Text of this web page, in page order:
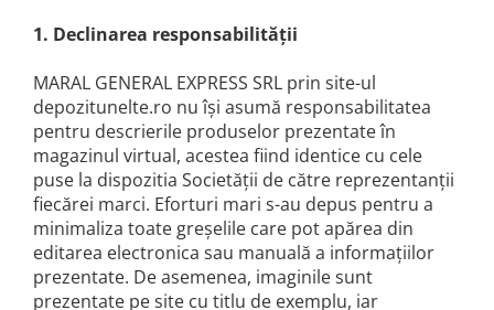
Alte produse si accesorii
Organizare si depozitare
Piese de schimb
Scari, transport si ridicat
Motoare electrice
Motoare benzina
Motoare diesel
Atomizoare
Pompe de stropit electrice
Ciocane Rotopercutoare
Fierastraie electrice
Motoburghie
Acumulatori
Detector metale
Fierastraie circulare
Incarcatoare pentru acumulatori
Masini de slefuit
Multifunctionale
1. Declinarea responsabilităţii
MARAL GENERAL EXPRESS SRL prin site-ul
depozitunelte.ro nu îşi asumă responsabilitatea
pentru descrierile produselor prezentate în
magazinul virtual, acestea fiind identice cu cele
puse la dispozitia Societăţii de către reprezentanţii
fiecărei marci. Eforturi mari s-au depus pentru a
minimaliza toate greşelile care pot apărea din
editarea electronica sau manuală a informaţiilor
prezentate. De asemenea, imaginile sunt
prezentate pe site cu titlu de exemplu, iar